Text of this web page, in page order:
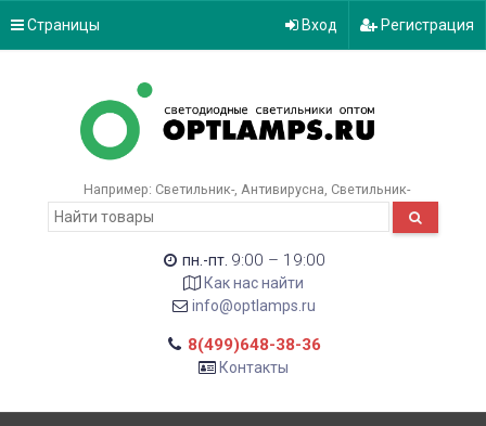
Страницы Вход Регистрация
Например: Светильник- Антивирусна Светильник-
пн.-пт. 9:00 – 19:00
Как нас найти
info@optlamps.ru
8(499)648-38-36
Контакты